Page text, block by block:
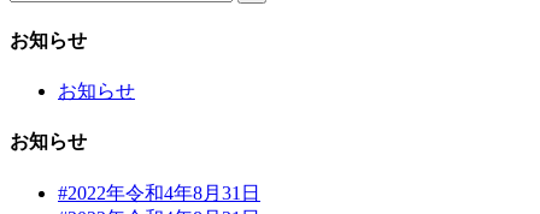
お知らせ
お知らせ
お知らせ
#2022年令和4年8月31日